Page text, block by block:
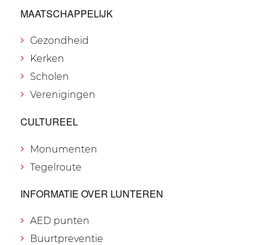
MAATSCHAPPELIJK
Gezondheid
Kerken
Scholen
Verenigingen
CULTUREEL
Monumenten
Tegelroute
INFORMATIE OVER LUNTEREN
AED punten
Buurtpreventie